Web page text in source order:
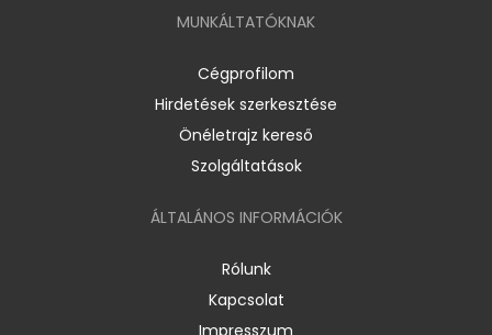
MUNKÁLTATÓKNAK
Cégprofilom
Hirdetések szerkesztése
Önéletrajz kereső
Szolgáltatások
ÁLTALÁNOS INFORMÁCIÓK
Rólunk
Kapcsolat